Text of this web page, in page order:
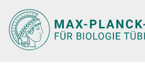
Hauptinhalt